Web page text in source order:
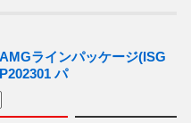
ラインパッケージ(ISG
パ